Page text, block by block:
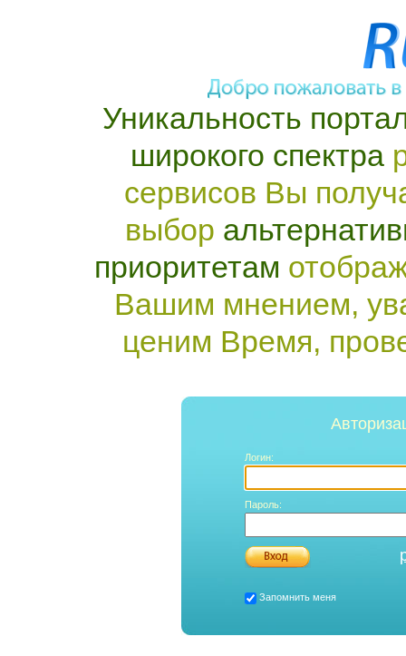
Уникальность
широкого спектра
сервисов Вы
выбор
приоритетам
Вашим мнением,
ценим Время,
Логин:
Пароль:
Запомнить меня